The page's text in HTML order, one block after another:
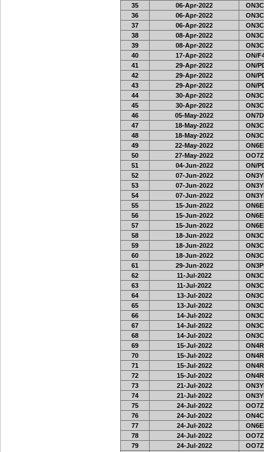
35
06-Apr-2022
36
06-Apr-2022
37
06-Apr-2022
38
08-Apr-2022
39
08-Apr-2022
40
17-Apr-2022
ON/
41
29-Apr-2022
ON/
42
29-Apr-2022
ON/
43
29-Apr-2022
ON/
44
30-Apr-2022
45
30-Apr-2022
46
05-May-2022
47
18-May-2022
48
18-May-2022
49
22-May-2022
50
27-May-2022
51
04-Jun-2022
ON/
52
07-Jun-2022
53
07-Jun-2022
54
07-Jun-2022
55
15-Jun-2022
56
15-Jun-2022
57
15-Jun-2022
58
18-Jun-2022
59
18-Jun-2022
60
18-Jun-2022
61
29-Jun-2022
62
11-Jul-2022
63
11-Jul-2022
64
13-Jul-2022
65
13-Jul-2022
66
14-Jul-2022
67
14-Jul-2022
68
14-Jul-2022
69
15-Jul-2022
70
15-Jul-2022
71
15-Jul-2022
72
15-Jul-2022
73
21-Jul-2022
74
21-Jul-2022
75
24-Jul-2022
76
24-Jul-2022
77
24-Jul-2022
78
24-Jul-2022
79
24-Jul-2022